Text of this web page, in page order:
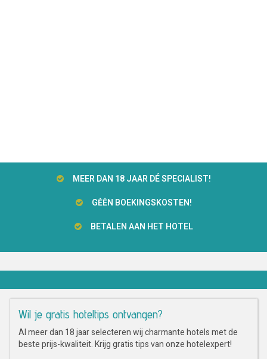
MEER DAN 18 JAAR DÉ SPECIALIST!
GĖĖN BOEKINGSKOSTEN!
BETALEN AAN HET HOTEL
Wil je gratis hoteltips ontvangen?
Al meer dan 18 jaar selecteren wij charmante hotels met de
beste prijs-kwaliteit. Krijg gratis tips van onze hotelexpert!